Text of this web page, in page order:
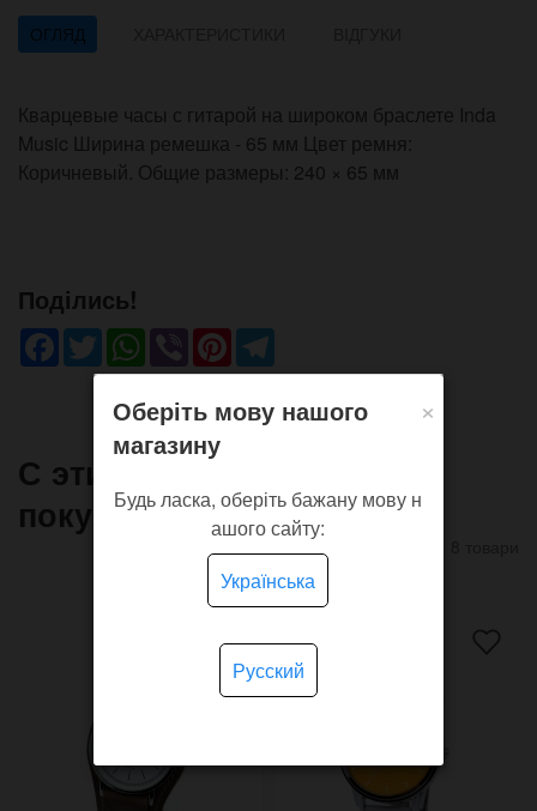
ОГЛЯД
Кварцевые часы с гитарой на широком браслете Inda
Music Ширина ремешка - 65 мм Цвет ремня:
Коричневый. Общие размеры: 240 × 65 мм
Поділись!
Facebook
TwitterWhatsApp
ViberPinterest
С этим товаром часто
покупают
×
Оберіть мову нашого
магазину
Будь ласка, оберіть бажану мову н
ашого сайту:
Українська
Русский